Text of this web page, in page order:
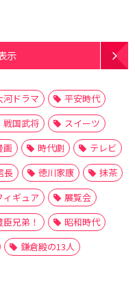
示
河ドラマ
平安時代
戦国武将
スイーツ
画 時代劇
テレビ
長 徳川家康
抹茶
ィギュア
展覧会
臣兄弟！
昭和時代
鎌倉殿の13人